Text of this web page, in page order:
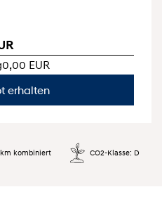
0,00 EUR
erhalten
km kombiniert CO2-Klasse: D